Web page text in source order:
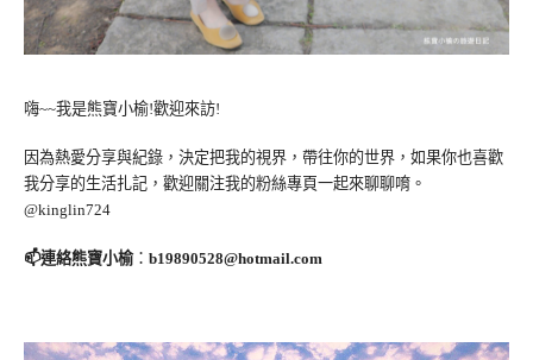
嗨~~我是熊寶小榆!歡迎來訪!
因為熱愛分享與紀錄，決定把我的視界，帶往你的世界，如果你也喜歡
我分享的生活扎記，歡迎關注我的粉絲專頁一起來聊聊唷。
@kinglin724
📫連絡熊寶小榆： b19890528@hotmail.com